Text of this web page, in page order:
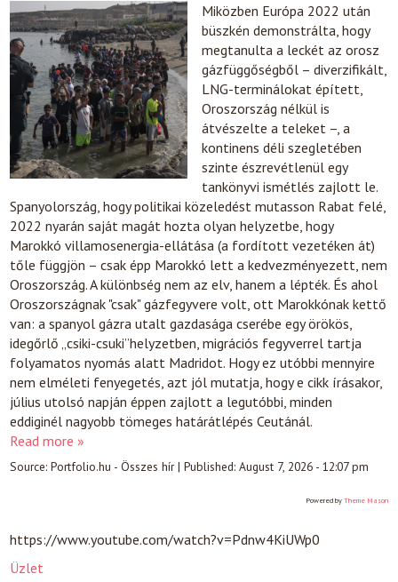
Miközben Európa 2022 után
büszkén demonstrálta, hogy
megtanulta a leckét az orosz
gázfüggőségből – diverzifikált,
LNG-terminálokat épített,
Oroszország nélkül is
átvészelte a teleket –, a
kontinens déli szegletében
szinte észrevétlenül egy
tankönyvi ismétlés zajlott le.
Spanyolország, hogy politikai közeledést mutasson Rabat felé,
2022 nyarán saját magát hozta olyan helyzetbe, hogy
Marokkó villamosenergia-ellátása (a fordított vezetéken át)
tőle függjön – csak épp Marokkó lett a kedvezményezett, nem
Oroszország. A különbség nem az elv, hanem a lépték. És ahol
Oroszországnak "csak" gázfegyvere volt, ott Marokkónak kettő
van: a spanyol gázra utalt gazdasága cserébe egy örökös,
idegőrlő „csiki-csuki”helyzetben, migrációs fegyverrel tartja
folyamatos nyomás alatt Madridot. Hogy ez utóbbi mennyire
nem elméleti fenyegetés, azt jól mutatja, hogy e cikk írásakor,
július utolsó napján éppen zajlott a legutóbbi, minden
eddiginél nagyobb tömeges határátlépés Ceutánál.
Read more »
Source:Portfolio.hu - Összes hír|Published:August 7, 2026 - 12:07 pm
Powered by Theme Mason
https://www.youtube.com/watch?v=Pdnw4KiUWp0
Üzlet